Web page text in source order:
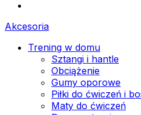
Akcesoria
Trening w domu
Sztangi i hantle
Obciążenie
Gumy oporowe
Piłki do ćwiczeń i
Maty do ćwiczeń